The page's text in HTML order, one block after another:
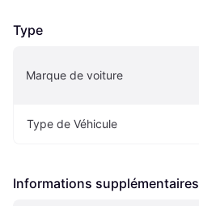
Type
Marque de voiture
Type de Véhicule
Informations supplémentaires